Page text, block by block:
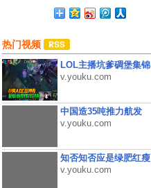
热门视频
LOL主播坑爹碉堡集锦
v.youku.com
中国造35吨推力航发
v.youku.com
知否知否应是绿肥红瘦
v.youku.com